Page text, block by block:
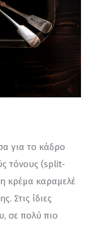
για το κάδρο
τόνους (split-
κρέμα καραμελέ
Στις ίδιες
σε πολύ πιο